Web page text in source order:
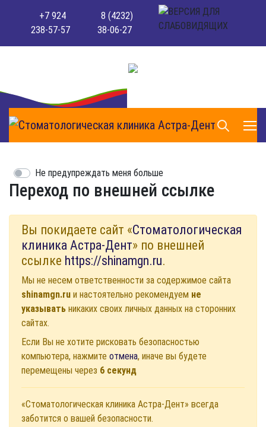
+7 924
238-57-57
8 (4232)
38-06-27
Переход по внешней ссылке
Не предупреждать меня больше
Вы покидаете сайт «Стоматологическая
клиника Астра-Дент» по внешней
ссылке https://shinamgn.ru.
Мы не несем ответственности за содержимое сайта
shinamgn.ru и настоятельно рекомендуем не
указывать никаких своих личных данных на сторонних
сайтах.
Если Вы не хотите рисковать безопасностью
компьютера, нажмите отмена, иначе вы будете
перемещены через 6 секунд
«Стоматологическая клиника Астра-Дент» всегда
заботится о вашей безопасности.